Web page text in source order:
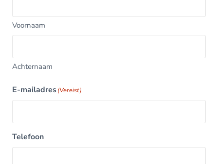
Voornaam
Achternaam
E-mailadres(Vereist)
Telefoon